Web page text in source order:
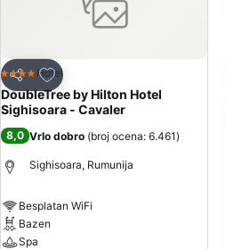
Deli
Dodati u favorite
4 Zvezdice
Hotel
DoubleTree by Hilton Hotel
Sighisoara - Cavaler
8,0 Vrlo dobro (broj ocena: 6.461)
Sighisoara, Rumunija
Besplatan WiFi
Bazen
Spa